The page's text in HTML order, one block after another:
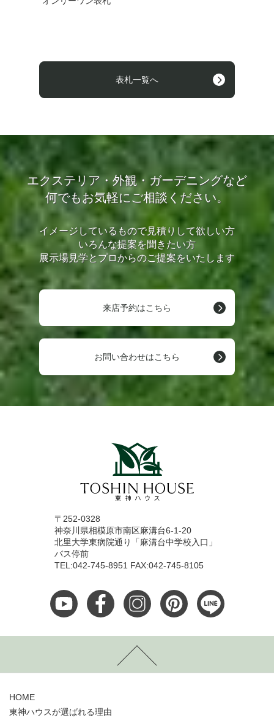
表札一覧へ
エクステリア・外観・ガーデニングなど
何でもお気軽にご相談ください。
イメージしているもので見積りして欲しい方
いろんな提案を聞きたい方
展示場見学とプロからのご提案をいたします
来店予約はこちら
お問い合わせはこちら
〒252-0328
神奈川県相模原市南区麻溝台6-1-20
北里大学東病院通り「麻溝台中学校入口」
バス停前
TEL:042-745-8951 FAX:042-745-8105
HOME
東神ハウスが選ばれる理由